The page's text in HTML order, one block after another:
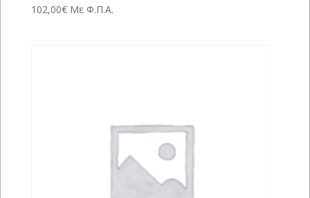
102,00€ Με Φ.Π.Α.